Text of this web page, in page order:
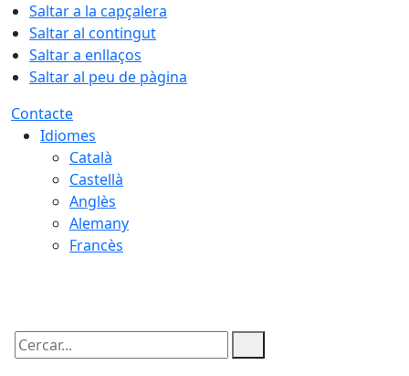
Saltar a la capçalera
Saltar al contingut
Saltar a enllaços
Saltar al peu de pàgina
Contacte
Idiomes
Català
Castellà
Anglès
Alemany
Francès
Cercar: